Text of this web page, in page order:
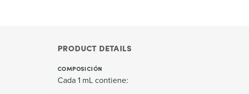
PRODUCT DETAILS
COMPOSICIÓN
Cada 1 mL contiene: